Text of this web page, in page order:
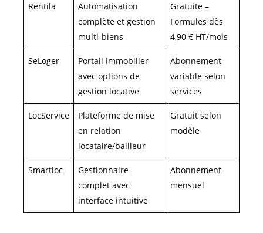
Rentila
Automatisation
complète et gestion
multi-biens
Gratuite –
Formules dès
4,90 € HT/mois
SeLoger
Portail immobilier
avec options de
gestion locative
Abonnement
variable selon
services
LocService
Plateforme de mise
en relation
locataire/bailleur
Gratuit selon
modèle
Smartloc
Gestionnaire
complet avec
interface intuitive
Abonnement
mensuel